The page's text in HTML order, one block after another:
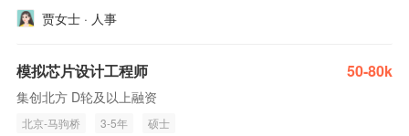
贾女士 · 人事
模拟芯片设计工程师 50-80k
集创北方 D轮及以上融资
北京-马驹桥 3-5年 硕士